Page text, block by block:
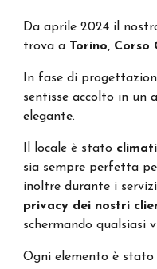
Da aprile 2024 il
trova a Torino, Corso
In fase di
sentisse accolto in un
elegante.
Il locale è stato
sia sempre perfetta
inoltre durante i servizi
privacy dei nostri
schermando qualsiasi
Ogni elemento è stato